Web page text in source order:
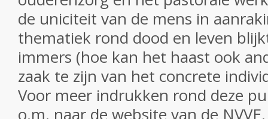
de uniciteit van de mens in
thematiek rond dood en leven
immers (hoe kan het haast ook
zaak te zijn van het concrete
Voor meer indrukken rond deze
o.m. naar de website van de NVVE.